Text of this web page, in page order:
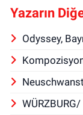
Yazarın
Odyssey,